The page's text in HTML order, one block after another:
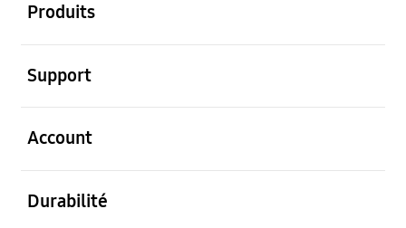
Produits
Support
Account
Durabilité